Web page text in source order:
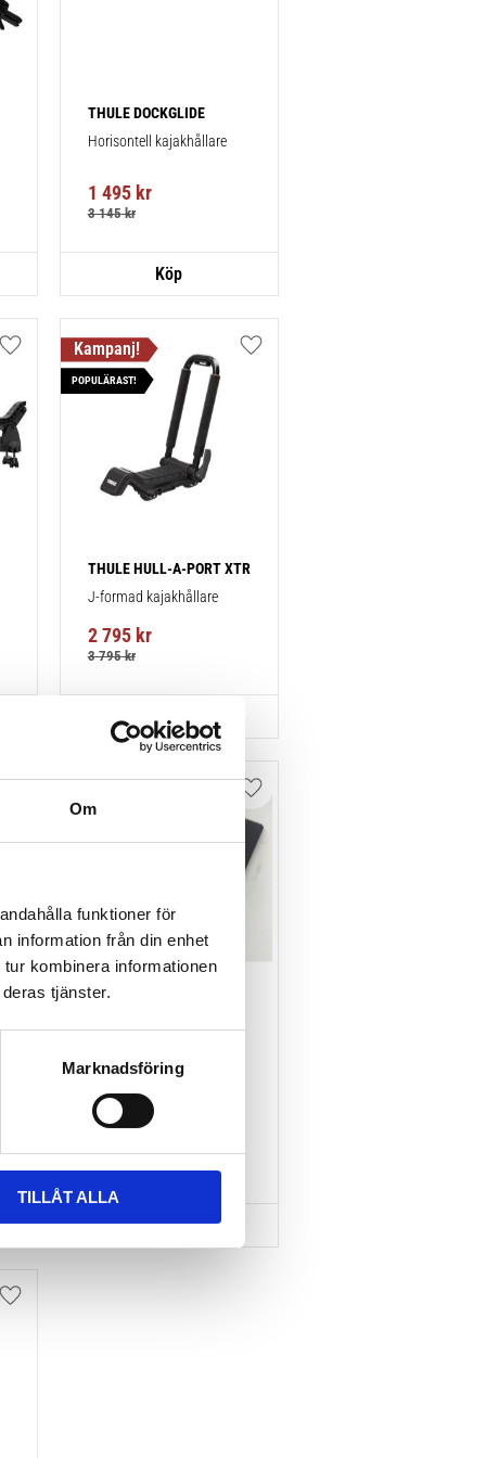
Om
funktioner för
information från din enhet
kombinera informationen
tjänster.
Marknadsföring
TILLÅT ALLA
THULE DOCKGLIDE
Horisontell kajakhållare
1 495kr
3 145kr
Lägg till i favoriter
THULE HULL-A-PORT XTR
J-formad kajakhållare
2 795kr
3 795kr
POPULÄRAST!
Lägg till i favoriter
Lägg till i favoriter
SPÅRSADAPTER 20X24
Nytt takräcke, nya fästen
till takboxen?
Lägg till i favoriter
Lägg till i favoriter